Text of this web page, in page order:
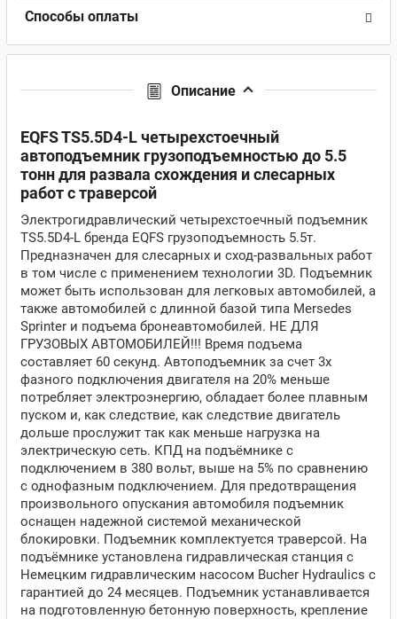
Способы оплаты
Описание
EQFS TS5.5D4-L четырехстоечный
автоподъемник грузоподъемностью до 5.5
тонн для развала схождения и слесарных
работ с траверсой
Электрогидравлический четырехстоечный подъемник
TS5.5D4-L бренда EQFS грузоподъемность 5.5т.
Предназначен для слесарных и сход-развальных работ
в том числе с применением технологии 3D. Подъемник
может быть использован для легковых автомобилей, а
также автомобилей с длинной базой типа Mersedes
Sprinter и подъема бронеавтомобилей. НЕ ДЛЯ
ГРУЗОВЫХ АВТОМОБИЛЕЙ!!! Время подъема
составляет 60 секунд. Автоподъемник за счет 3х
фазного подключения двигателя на 20% меньше
потребляет электроэнергию, обладает более плавным
пуском и, как следствие, как следствие двигатель
дольше прослужит так как меньше нагрузка на
электрическую сеть. КПД на подъёмнике с
подключением в 380 вольт, выше на 5% по сравнению
с однофазным подключением. Для предотвращения
произвольного опускания автомобиля подъемник
оснащен надежной системой механической
блокировки. Подъемник комплектуется траверсой. На
подъёмнике установлена гидравлическая станция с
Немецким гидравлическим насосом Bucher Hydraulics с
гарантией до 24 месяцев. Подъемник устанавливается
на подготовленную бетонную поверхность, крепление